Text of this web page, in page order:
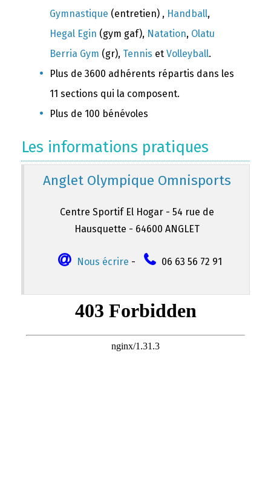
Gymnastique (entretien) , Handball,
Hegal Egin (gym gaf), Natation, Olatu
Berria Gym (gr), Tennis et Volleyball.
Plus de 3600 adhérents répartis dans les
11 sections qui la composent.
Plus de 100 bénévoles
Les informations pratiques
Anglet Olympique Omnisports
Centre Sportif El Hogar - 54 rue de
Hausquette - 64600 ANGLET
Nous écrire - 06 63 56 72 91